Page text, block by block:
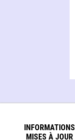
INFORMATIONS
MISES À JOUR